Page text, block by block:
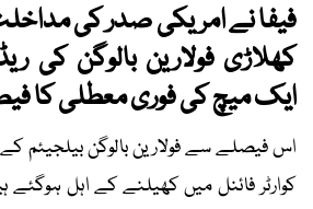
فیفا نے امریکی صدر کی
کھلاڑی فولارین بالوگن کی
ایک میچ کی فوری معطلی کا
اس فیصلے سے فولارین بالوگن بیلجیئم
کوارٹر فائنل میں کھیلنے کے اہل